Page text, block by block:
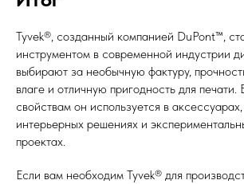
Tyvek®, созданный компанией DuPont™,
инструментом в современной индустрии
выбирают за необычную фактуру,
влаге и отличную пригодность для печати.
свойствам он используется в
интерьерных решениях и
проектах.
Если вам необходим Tyvek® для